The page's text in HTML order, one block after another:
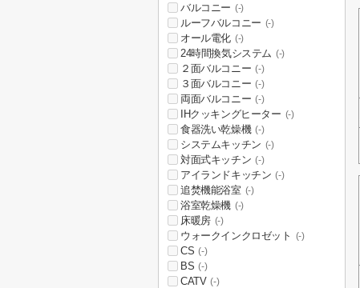
バルコニー (-)
ルーフバルコニー (-)
オール電化 (-)
24時間換気システム (-)
２面バルコニー (-)
３面バルコニー (-)
両面バルコニー (-)
IHクッキングヒーター (-)
食器洗い乾燥機 (-)
システムキッチン (-)
対面式キッチン (-)
アイランドキッチン (-)
追焚機能浴室 (-)
浴室乾燥機 (-)
床暖房 (-)
ウォークインクロゼット (-)
CS (-)
BS (-)
CATV (-)